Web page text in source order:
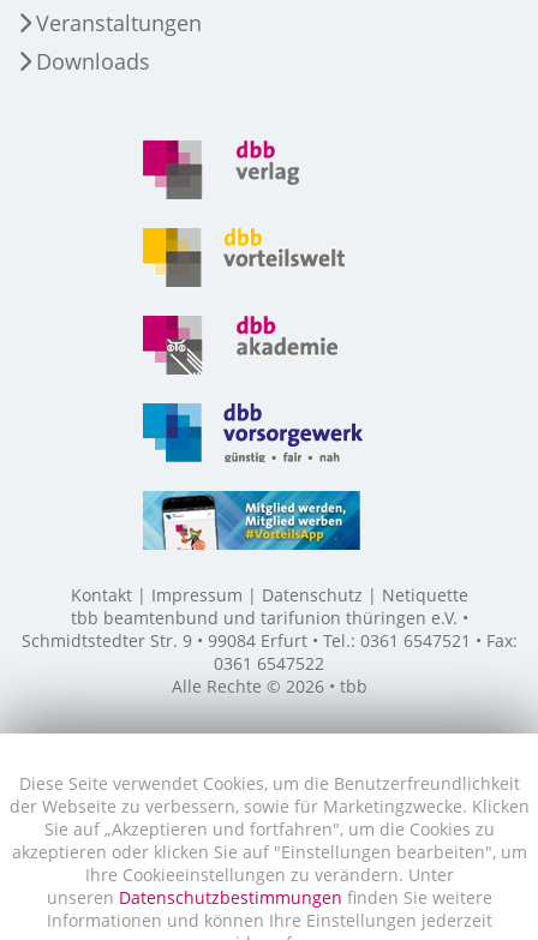
Diese Seite verwendet Cookies, um die Benutzerfreundlichkeit
der Webseite zu verbessern, sowie für Marketingzwecke. Klicken
Sie auf „Akzeptieren und fortfahren", um die Cookies zu
akzeptieren oder klicken Sie auf "Einstellungen bearbeiten", um
Ihre Cookieeinstellungen zu verändern. Unter
unseren Datenschutzbestimmungen finden Sie weitere
Informationen und können Ihre Einstellungen jederzeit
Veranstaltungen
Downloads
Kontakt Impressum Datenschutz
Netiquette
tbb beamtenbund und tarifunion thüringen e.V. •
Schmidtstedter Str. 9 • 99084 Erfurt • Tel.: 0361 6547521 • Fax:
0361 6547522
Alle Rechte © 2026 • tbb